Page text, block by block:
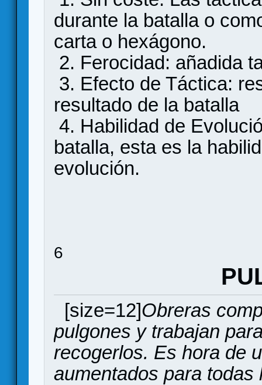
durante la batalla o
carta o hexágono.
2. Ferocidad: añadida
3. Efecto de Táctica:
resultado de la batalla
4. Habilidad de
batalla, esta es la
evolución.
6
[size=12]Obreras
pulgones y trabajan
recogerlos. Es hora de
aumentados para todas